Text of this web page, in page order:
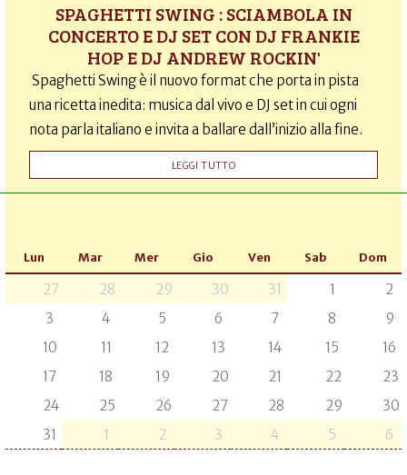
SPAGHETTI SWING : SCIAMBOLA IN
CONCERTO E DJ SET CON DJ FRANKIE
HOP E DJ ANDREW ROCKIN'
Spaghetti Swing è il nuovo format che porta in pista
una ricetta inedita: musica dal vivo e DJ set in cui ogni
nota parla italiano e invita a ballare dall’inizio alla fine.
LEGGI TUTTO
Lun Mar Mer Gio Ven Sab Dom
27 28 29 30 31 1
2
3
4 5 6 7 8
9
10
11 12 13 14 15
16
17
18 19 20 21 22
23
24
25 26 27 28 29
30
31
1 2 3 4 5 6